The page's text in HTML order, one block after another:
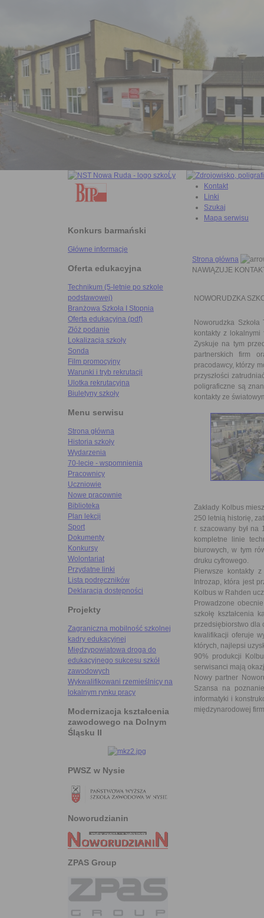
Konkurs barmański
Główne informacje
Oferta edukacyjna
Technikum (5-letnie po szkole
podstawowej)
Branżowa Szkoła I Stopnia
Oferta edukacyjna (pdf)
Złóż podanie
Lokalizacja szkoły
Sonda
Film promocyjny
Warunki i tryb rekrutacji
Ulotka rekrutacyjna
Biuletyny szkoły
Menu serwisu
Strona główna
Historia szkoły
Wydarzenia
70-lecie - wspomnienia
Pracownicy
Uczniowie
Nowe pracownie
Biblioteka
Plan lekcji
Sport
Dokumenty
Konkursy
Wolontariat
Przydatne linki
Lista podręczników
Deklaracja dostępności
Projekty
Zagraniczna mobilność szkolnej
kadry edukacyjnej
Międzypowiatowa droga do
edukacyjnego sukcesu szkół
zawodowych
Wykwalifikowani rzemieślnicy na
lokalnym rynku pracy
Modernizacja kształcenia
zawodowego na Dolnym
Śląsku II
PWSZ w Nysie
Noworudzianin
ZPAS Group
Kontakt
Linki
Szukaj
Mapa serwisu
Strona główna
NAWIĄZUJE
NOWORUDZKA
Noworudzka
kontakty z
Zyskuje na tym
partnerskich firm
pracodawcy, którzy
przyszłości
poligraficzne są
kontakty ze
Zakłady Kolbus
250 letnią historię,
r. szacowany był na
kompletne linie
biurowych, w tym
druku cyfrowego.
Pierwsze kontakty
Introzap, która jest
Kolbus w Rahden
Prowadzone
szkołę kształcenia
przedsiębiorstwo dla
kwalifikacji oferuje
których, najlepsi
90% produkcji
serwisanci mają
Nowy partner
Szansa na
informatyki i
międzynarodowej